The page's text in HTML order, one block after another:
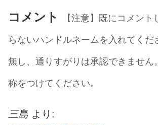
コメント
【注意】既にコメン
らないハンドルネームを入れてくだ
無し、通りすがりは承認できません
称をつけてください。
三島 より: